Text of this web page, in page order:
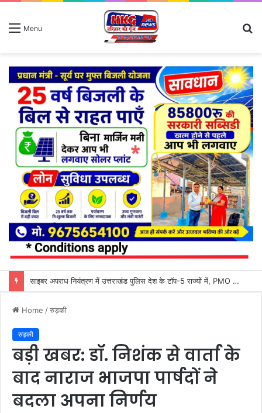
Menu
कांवड़ यात्रा की व्यवस्थाओं का जायजा लेने सीसीआर कंट्रोल रूम पहुंचे डीएम मयूर दीक्षित
Home /रुड़की
रुड़की
बड़ी खबर: डॉ. निशंक से वार्ता के
बाद नाराज भाजपा पार्षदों ने
बदला अपना निर्णय